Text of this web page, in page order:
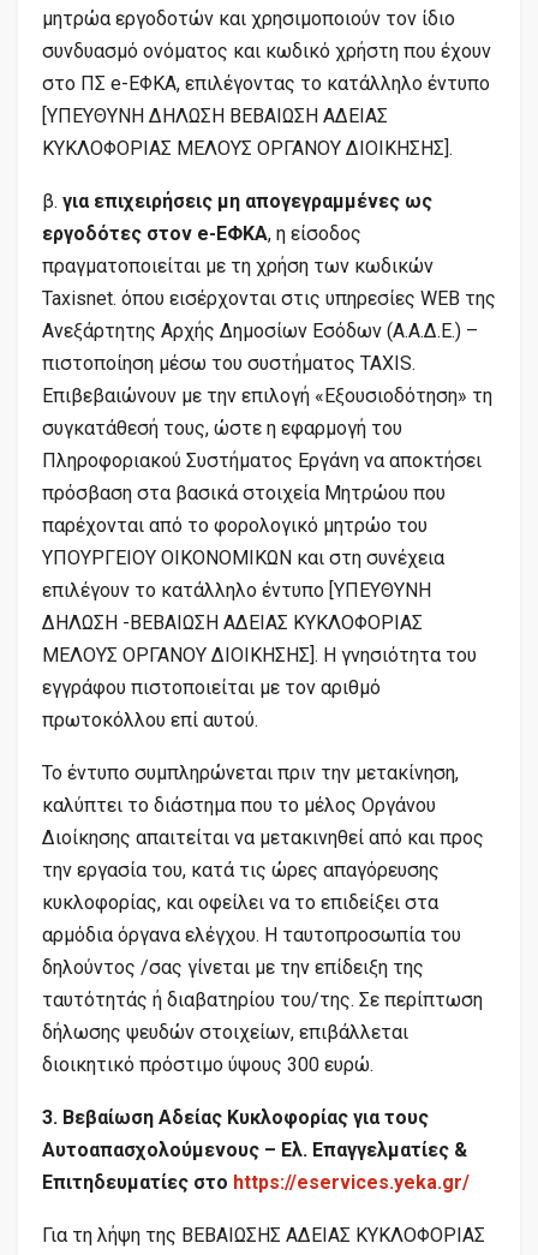
μητρώα εργοδοτών και χρησιμοποιούν τον ίδιο
συνδυασμό ονόματος και κωδικό χρήστη που έχουν
στο ΠΣ e-ΕΦΚΑ, επιλέγοντας το κατάλληλο έντυπο
[ΥΠΕΥΘΥΝΗ ΔΗΛΩΣΗ ΒΕΒΑΙΩΣΗ ΑΔΕΙΑΣ
ΚΥΚΛΟΦΟΡΙΑΣ ΜΕΛΟΥΣ ΟΡΓΑΝΟΥ ΔΙΟΙΚΗΣΗΣ].
β. για επιχειρήσεις μη απογεγραμμένες ως
εργοδότες στον e-ΕΦΚΑ, η είσοδος
πραγματοποιείται με τη χρήση των κωδικών
Taxisnet. όπου εισέρχονται στις υπηρεσίες WEB της
Ανεξάρτητης Αρχής Δημοσίων Εσόδων (Α.Α.Δ.Ε.) –
πιστοποίηση μέσω του συστήματος TAXIS.
Επιβεβαιώνουν με την επιλογή «Εξουσιοδότηση» τη
συγκατάθεσή τους, ώστε η εφαρμογή του
Πληροφοριακού Συστήματος Εργάνη να αποκτήσει
πρόσβαση στα βασικά στοιχεία Μητρώου που
παρέχονται από το φορολογικό μητρώο του
ΥΠΟΥΡΓΕΙΟΥ ΟΙΚΟΝΟΜΙΚΩΝ και στη συνέχεια
επιλέγουν το κατάλληλο έντυπο [ΥΠΕΥΘΥΝΗ
ΔΗΛΩΣΗ -ΒΕΒΑΙΩΣΗ ΑΔΕΙΑΣ ΚΥΚΛΟΦΟΡΙΑΣ
ΜΕΛΟΥΣ ΟΡΓΑΝΟΥ ΔΙΟΙΚΗΣΗΣ]. Η γνησιότητα του
εγγράφου πιστοποιείται με τον αριθμό
πρωτοκόλλου επί αυτού.
Το έντυπο συμπληρώνεται πριν την μετακίνηση,
καλύπτει το διάστημα που το μέλος Οργάνου
Διοίκησης απαιτείται να μετακινηθεί από και προς
την εργασία του, κατά τις ώρες απαγόρευσης
κυκλοφορίας, και οφείλει να το επιδείξει στα
αρμόδια όργανα ελέγχου. Η ταυτοπροσωπία του
δηλούντος /σας γίνεται με την επίδειξη της
ταυτότητάς ή διαβατηρίου του/της. Σε περίπτωση
δήλωσης ψευδών στοιχείων, επιβάλλεται
διοικητικό πρόστιμο ύψους 300 ευρώ.
3. Βεβαίωση Αδείας Κυκλοφορίας για τους
Αυτοαπασχολούμενους – Ελ. Επαγγελματίες &
Επιτηδευματίες στο https://eservices.yeka.gr/
Για τη λήψη της ΒΕΒΑΙΩΣΗΣ ΑΔΕΙΑΣ ΚΥΚΛΟΦΟΡΙΑΣ